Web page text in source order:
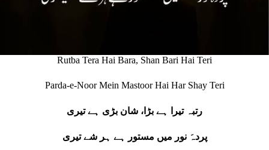
Rutba Tera Hai Bara, Shan Bari Hai Teri
Parda-e-Noor Mein Mastoor Hai Har Shay Teri
رتبہ تیرا ہے بڑا، شان بڑی ہے تیری
پردہَ نور میں مستور ہے ہر شے تیری